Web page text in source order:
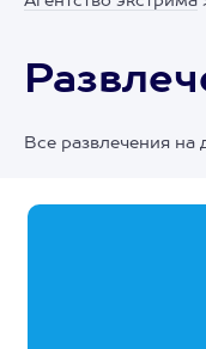
Все развлечения на